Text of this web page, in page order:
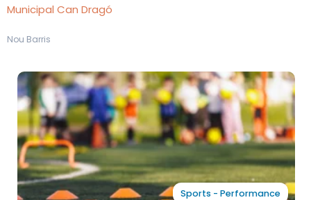
Municipal Can Dragó
Nou Barris
Sports - Performance